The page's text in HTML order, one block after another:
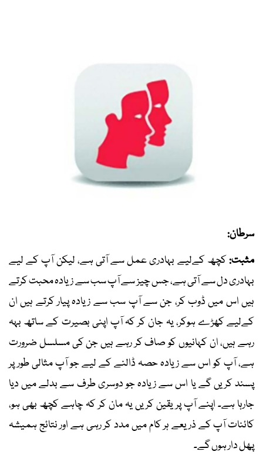
سرطان:
مثبت:کچھ کےلیے بہادری عمل سے آتی ہے، لیکن آپ کے لیے
بہادری دل سے آتی ہے، جس چیز سے آپ سب سے زیادہ محبت کرتے
ہیں اس میں ڈوب کر، جن سے آپ سب سے زیادہ پیار کرتے ہیں ان
کےلیے کھڑے ہوکر، یہ جان کر کہ آپ اپنی بصیرت کے ساتھ بہہ
رہے ہیں، ان کہانیوں کو صاف کر رہے ہیں جن کی مسلسل ضرورت
ہے، آپ کو اس سے زیادہ حصہ ڈالنے کے لیے جو آپ مثالی طور پر
پسند کریں گے یا اس سے زیادہ جو دوسری طرف سے بدلے میں دیا
جارہا ہے۔ اپنے آپ پر یقین کریں یہ مان کر کہ چاہے کچھ بھی ہو،
کائنات آپ کے ذریعے ہر کام میں مدد کر رہی ہے اور نتائج ہمیشہ
پھل دار ہوں گے۔